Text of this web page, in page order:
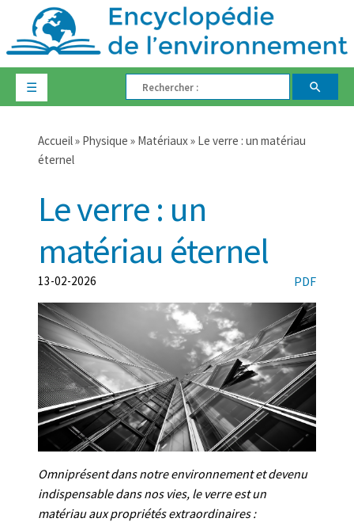
☰
Accueil» Physique » Matériaux» Le verre : un matériau
éternel
Le verre : un
matériau éternel
PDF
13-02-2026
Omniprésent dans notre environnement et devenu
indispensable dans nos vies, le verre est un
matériau aux propriétés extraordinaires :